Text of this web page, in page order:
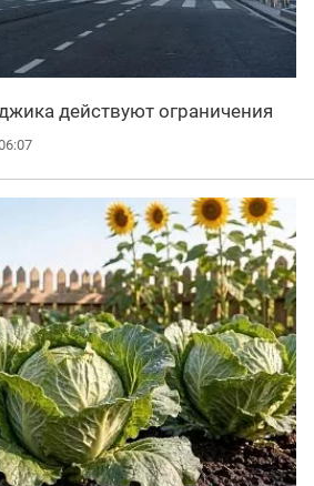
действуют ограничения